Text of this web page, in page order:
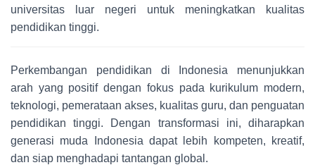
universitas luar negeri untuk meningkatkan kualitas
pendidikan tinggi.
Perkembangan pendidikan di Indonesia menunjukkan
arah yang positif dengan fokus pada kurikulum modern,
teknologi, pemerataan akses, kualitas guru, dan penguatan
pendidikan tinggi. Dengan transformasi ini, diharapkan
generasi muda Indonesia dapat lebih kompeten, kreatif,
dan siap menghadapi tantangan global.